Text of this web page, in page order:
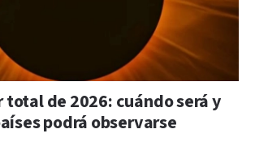
total de 2026: cuándo será y
podrá observarse